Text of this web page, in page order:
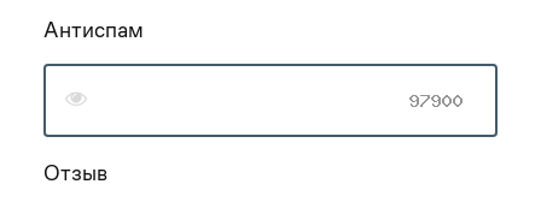
Антиспам
Отзыв